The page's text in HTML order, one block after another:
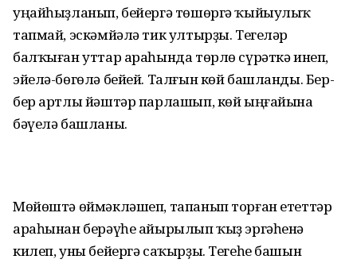
уңайһыҙланып, бейергә төшөргә ҡыйыулыҡ
тапмай, эскәмйәлә тик ултырҙы. Тегеләр
балҡыған уттар араһында төрлө сүрәткә инеп,
эйелә-бөгөлә бейей. Талғын көй башланды. Бер-
бер артлы йәштәр парлашып, көй ыңғайына
бәүелә башланы.
Мөйөштә өймәкләшеп, тапанып торған ететтәр
араһынан берәүһе айырылып ҡыҙ эргәһенә
килеп, уны бейергә саҡырҙы. Тегеһе башын